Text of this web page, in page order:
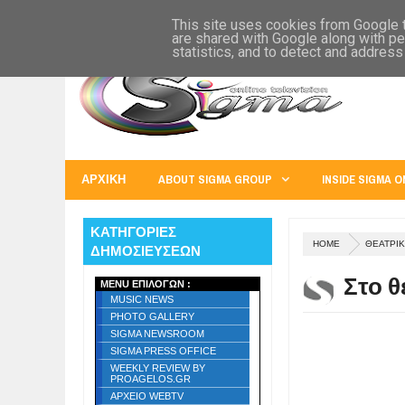
EUROPE U.S.A. AUSTRALIA
ΑΡΧΙΚΗ ABOUT SIGMA GROUP INSIDE SIGMA
HOME
Στο
ΚΑΤΗΓΟΡΙΕΣ
ΔΗΜΟΣΙΕΥΣΕΩΝ
MENU ΕΠΙΛΟΓΩΝ :
MUSIC NEWS
PHOTO GALLERY
SIGMA NEWSROOM
SIGMA PRESS OFFICE
WEEKLY REVIEW BY
PROAGELOS.GR
ΑΡΧΕΙΟ WEBTV
This site uses cookies from Google
are shared with Google along with
statistics, and to detect and address